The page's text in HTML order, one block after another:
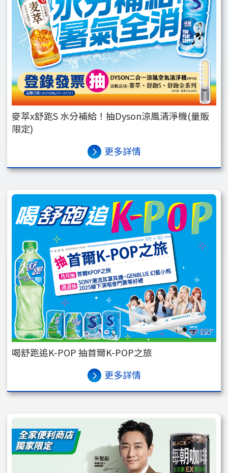
麥萃x舒跑S 水分補給！抽Dyson涼風清淨機(量販
限定)
更多詳情
喝舒跑追K-POP 抽首爾K-POP之旅
更多詳情